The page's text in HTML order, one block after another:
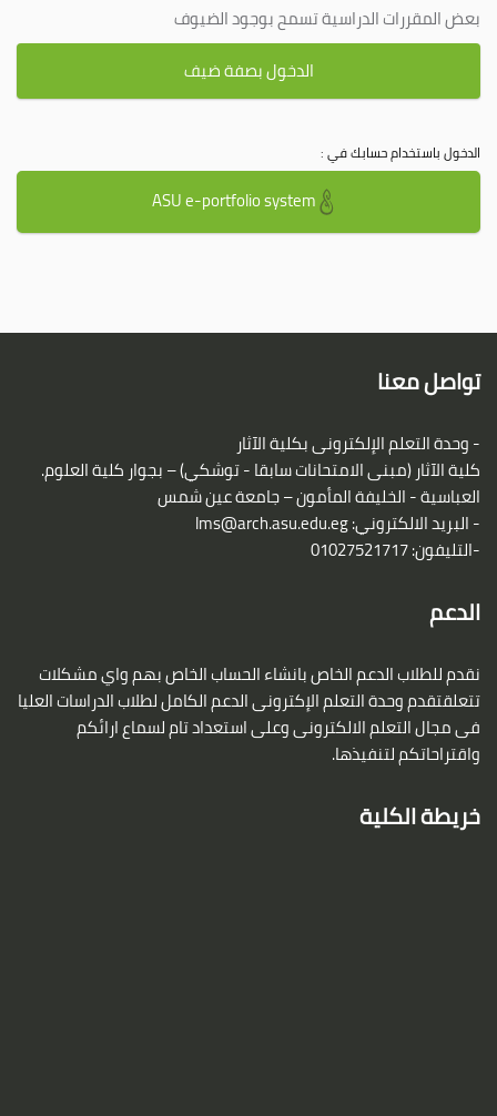
بعض المقررات الدراسية تسمح بوجود الضيوف
الدخول بصفة ضيف
الدخول باستخدام حسابك في :
تواصل معنا
- وحدة التعلم الإلكترونى بكلية الآثار
كلية الآثار (مبنى الامتحانات سابقا - توشكي) – بجوار كلية العلوم.
العباسية - الخليفة المأمون – جامعة عين شمس
- البريد الالكتروني:lms@arch.asu.edu.eg
-التليفون: 01027521717
الدعم
نقدم للطلاب الدعم الخاص بانشاء الحساب الخاص بهم واي مشكلات
تتعلقتقدم وحدة التعلم الإكترونى الدعم الكامل لطلاب الدراسات العليا
فى مجال التعلم الالكترونى وعلى استعداد تام لسماع ارائكم
واقتراحاتكم لتنفيذها.
خريطة الكلية